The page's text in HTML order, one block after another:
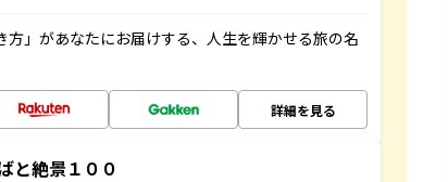
」があなたにお届けする、人生を輝かせる旅の名
詳細を見る
と絶景１００